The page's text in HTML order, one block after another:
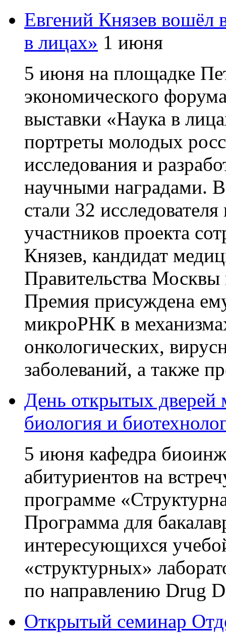
Евгений Князев вошёл
в лицах» 1 июня
5 июня на площадке
экономического
выставки «Наука в
портреты молодых
исследования и
научными наградами.
стали 32
участников проекта
Князев, кандидат
Правительства
Премия присуждена
микроРНК в
онкологических,
заболеваний, а также
День открытых дверей
биология и
5 июня кафедра
абитуриентов на
программе
Программа для
интересующихся
«структурных»
по направлению Drug
Открытый семинар